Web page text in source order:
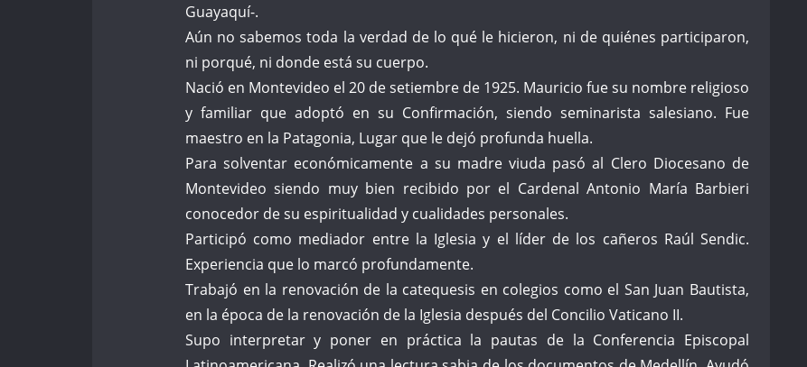
Guayaquí-.
Aún no sabemos toda la verdad de lo qué le hicieron, ni de quiénes participaron,
ni porqué, ni donde está su cuerpo.
Nació en Montevideo el 20 de setiembre de 1925. Mauricio fue su nombre religioso
y familiar que adoptó en su Confirmación, siendo seminarista salesiano. Fue
maestro en la Patagonia, Lugar que le dejó profunda huella.
Para solventar económicamente a su madre viuda pasó al Clero Diocesano de
Montevideo siendo muy bien recibido por el Cardenal Antonio María Barbieri
conocedor de su espiritualidad y cualidades personales.
Participó como mediador entre la Iglesia y el líder de los cañeros Raúl Sendic.
Experiencia que lo marcó profundamente.
Trabajó en la renovación de la catequesis en colegios como el San Juan Bautista,
en la época de la renovación de la Iglesia después del Concilio Vaticano II.
Supo interpretar y poner en práctica la pautas de la Conferencia Episcopal